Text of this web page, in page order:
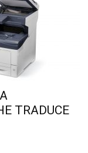
TRADUCE